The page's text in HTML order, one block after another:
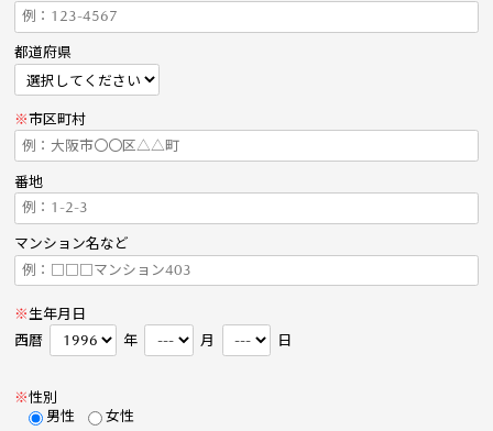
都道府県
※市区町村
番地
マンション名など
※ 生年月日
西暦
年 月 日
※性別
男性
女性